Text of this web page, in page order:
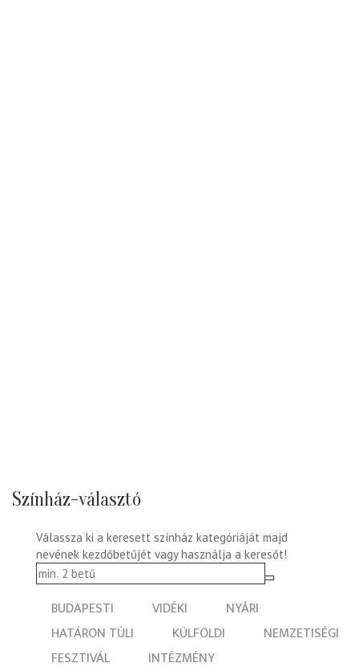
Színház-választó
Válassza ki a keresett színház kategóriáját majd
nevének kezdőbetűjét vagy használja a keresőt!
BUDAPESTI VIDÉKI
NYÁRI
HATÁRON TÚLI
KÜLFÖLDI
NEMZETISÉGI
FESZTIVÁL
INTÉZMÉNY